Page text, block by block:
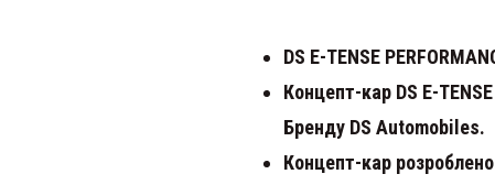
DS E-TENSE
Концепт-кар DS E-
Бренду DS Automobiles.
Концепт-кар